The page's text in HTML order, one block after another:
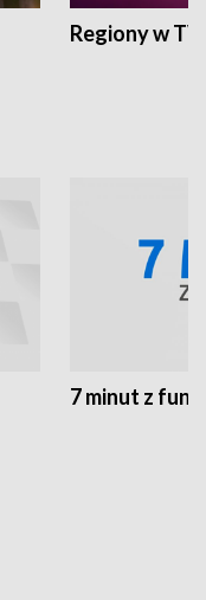
Regiony w
7 minut z